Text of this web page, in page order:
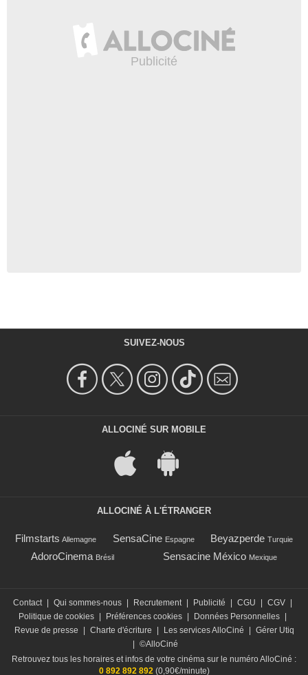
SUIVEZ-NOUS
ALLOCINÉ SUR MOBILE
ALLOCINÉ À L'ÉTRANGER
Filmstarts Allemagne SensaCine Espagne Beyazperde Turquie
AdoroCinema Brésil Sensacine México Mexique
Contact | Qui sommes-nous | Recrutement | Publicité | CGU | CGV |
Politique de cookies | Préférences cookies | Données Personnelles |
Revue de presse
| Charte d'écriture | Les services AlloCiné | Gérer Utiq
| ©AlloCiné
Retrouvez tous les horaires et infos de votre cinéma sur le numéro AlloCiné :
0 892 892 892 (0,90€/minute)